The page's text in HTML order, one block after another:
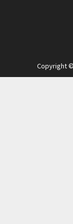
Copyright